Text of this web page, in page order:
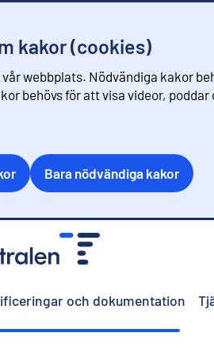
kakor (cookies)
webbplats. Nödvändiga kakor
behövs för att visa videor,
Bara nödvändiga kakor
och dokumentation